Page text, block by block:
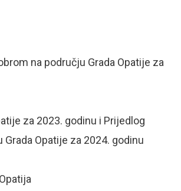
na području Grada Opatije za
za 2023. godinu i Prijedlog
Opatije za 2024. godinu